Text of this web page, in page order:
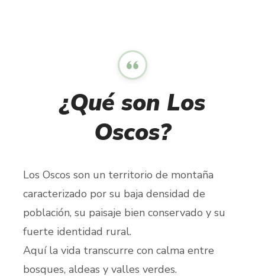
¿Qué son Los
Oscos?
Los Oscos son un territorio de montaña
caracterizado por su baja densidad de
población, su paisaje bien conservado y su
fuerte identidad rural.
Aquí la vida transcurre con calma entre
bosques, aldeas y valles verdes.